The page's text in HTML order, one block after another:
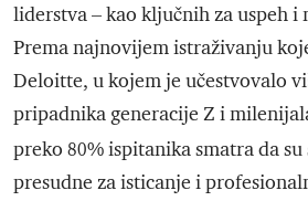
liderstva – kao ključnih za uspeh i
Prema najnovijem istraživanju
Deloitte, u kojem je učestvovalo
pripadnika generacije Z i
preko 80% ispitanika smatra da su
presudne za isticanje i